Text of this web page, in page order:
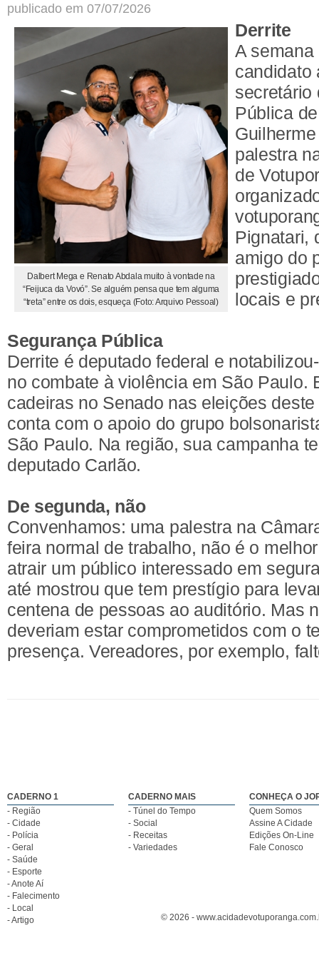
publicado em 07/07/2026
Dalbert Mega e Renato Abdala muito à vontade na
“Feijuca da Vovó”. Se alguém pensa que tem alguma
“treta” entre os dois, esqueça (Foto: Arquivo Pessoal)
Derrite
A
candidato
secretário
Pública
palestra
de
Pignatari,
amigo do
locais e
Segurança Pública
Derrite é deputado federal e
no combate à violência em São Paulo.
cadeiras no Senado nas eleições
conta com o apoio do grupo
São Paulo. Na região, sua campanha
deputado Carlão.
De segunda, não
Convenhamos: uma palestra na
feira normal de trabalho, não é o
atrair um público interessado em
até mostrou que tem prestígio para
centena de pessoas ao auditório. Mas
deveriam estar comprometidos com o
presença. Vereadores, por exemplo,
CADERNO 1
- Região
- Cidade
- Polícia
- Geral
- Saúde
- Esporte
- Anote Aí
- Falecimento
- Local
- Artigo
CADERNO MAIS
- Túnel do Tempo
- Social
- Receitas
- Variedades
CONHEÇA O
Quem Somos
Assine A Cidade
Edições On-Line
Fale Conosco
© 2026 -